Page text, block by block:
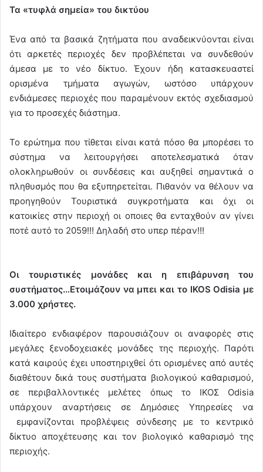
Τα «τυφλά σημεία» του δικτύου
Ένα από τα βασικά ζητήματα που αναδεικνύονται είναι
ότι αρκετές περιοχές δεν προβλέπεται να συνδεθούν
άμεσα με το νέο δίκτυο. Έχουν ήδη κατασκευαστεί
ορισμένα τμήματα αγωγών, ωστόσο υπάρχουν
ενδιάμεσες περιοχές που παραμένουν εκτός σχεδιασμού
για το προσεχές διάστημα.
Το ερώτημα που τίθεται είναι κατά πόσο θα μπορέσει το
σύστημα να λειτουργήσει αποτελεσματικά όταν
ολοκληρωθούν οι συνδέσεις και αυξηθεί σημαντικά ο
πληθυσμός που θα εξυπηρετείται. Πιθανόν να θέλουν να
προηγηθούν Τουριστικά συγκροτήματα και όχι οι
κατοικίες στην περιοχή οι οποιες θα ενταχθούν αν γίνει
ποτέ αυτό το 2059!!! Δηλαδή στο υπερ πέραν!!!
Οι τουριστικές μονάδες και η επιβάρυνση του
συστήματος…Eτοιμάζουν να μπει και το IKOS Odisia με
3.000 χρήστες.
Ιδιαίτερο ενδιαφέρον παρουσιάζουν οι αναφορές στις
μεγάλες ξενοδοχειακές μονάδες της περιοχής. Παρότι
κατά καιρούς έχει υποστηριχθεί ότι ορισμένες από αυτές
διαθέτουν δικά τους συστήματα βιολογικού καθαρισμού,
σε περιβαλλοντικές μελέτες όπως το ΙΚΟΣ Οdisia
υπάρχουν αναρτήσεις σε Δημόσιες Υπηρεσίες να
εμφανίζονται προβλέψεις σύνδεσης με το κεντρικό
δίκτυο αποχέτευσης και τον βιολογικό καθαρισμό της
περιοχής.